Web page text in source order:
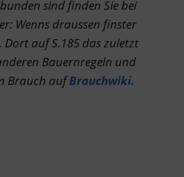
sind finden Sie bei
Wenns draussen finster
Dort auf S.185 das zuletzt
Bauernregeln und
Brauch aufBrauchwiki.